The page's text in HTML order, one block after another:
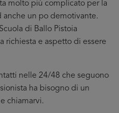
molto più complicato per la
anche un po demotivante.
di Ballo Pistoia
richiesta e aspetto di essere
nelle 24/48 che seguono
ha bisogno di un
chiamarvi.